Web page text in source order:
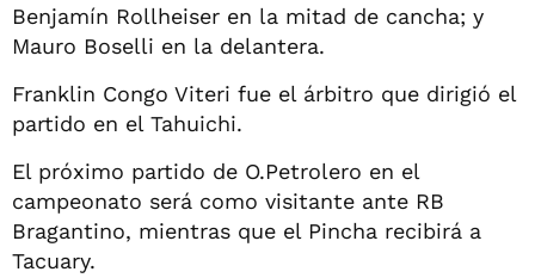
Benjamín Rollheiser en la mitad de cancha; y
Mauro Boselli en la delantera.
Franklin Congo Viteri fue el árbitro que dirigió el
partido en el Tahuichi.
El próximo partido de O.Petrolero en el
campeonato será como visitante ante RB
Bragantino, mientras que el Pincha recibirá a
Tacuary.